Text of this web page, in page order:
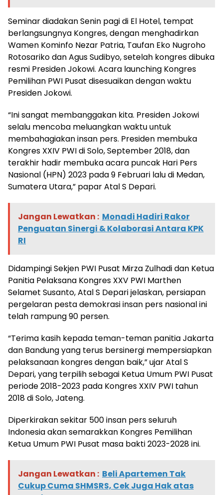
Seminar diadakan Senin pagi di El Hotel, tempat
berlangsungnya Kongres, dengan menghadirkan
Wamen Kominfo Nezar Patria, Taufan Eko Nugroho
Rotosariko dan Agus Sudibyo, setelah kongres dibuka
resmi Presiden Jokowi. Acara launching Kongres
Pemilihan PWI Pusat disesuaikan dengan waktu
Presiden Jokowi.
“Ini sangat membanggakan kita. Presiden Jokowi
selalu mencoba meluangkan waktu untuk
membahagiakan insan pers. Presiden membuka
Kongres XXIV PWI di Solo, September 2018, dan
terakhir hadir membuka acara puncak Hari Pers
Nasional (HPN) 2023 pada 9 Februari lalu di Medan,
Sumatera Utara,” papar Atal S Depari.
Jangan Lewatkan : Monadi Hadiri Rakor
Penguatan Sinergi & Kolaborasi Antara KPK
RI
Didampingi Sekjen PWI Pusat Mirza Zulhadi dan Ketua
Panitia Pelaksana Kongres XXV PWI Marthen
Selamet Susanto, Atal S Depari jelaskan, persiapan
pergelaran pesta demokrasi insan pers nasional ini
telah rampung 90 persen.
“Terima kasih kepada teman-teman panitia Jakarta
dan Bandung yang terus bersinergi mempersiapkan
pelaksanaan kongres dengan baik,” ujar Atal S
Depari, yang terpilih sebagai Ketua Umum PWI Pusat
periode 2018-2023 pada Kongres XXIV PWI tahun
2018 di Solo, Jateng.
Diperkirakan sekitar 500 insan pers seluruh
Indonesia akan semarakkan Kongres Pemilihan
Ketua Umum PWI Pusat masa bakti 2023-2028 ini.
Jangan Lewatkan : Beli Apartemen Tak
Cukup Cuma SHMSRS, Cek Juga Hak atas